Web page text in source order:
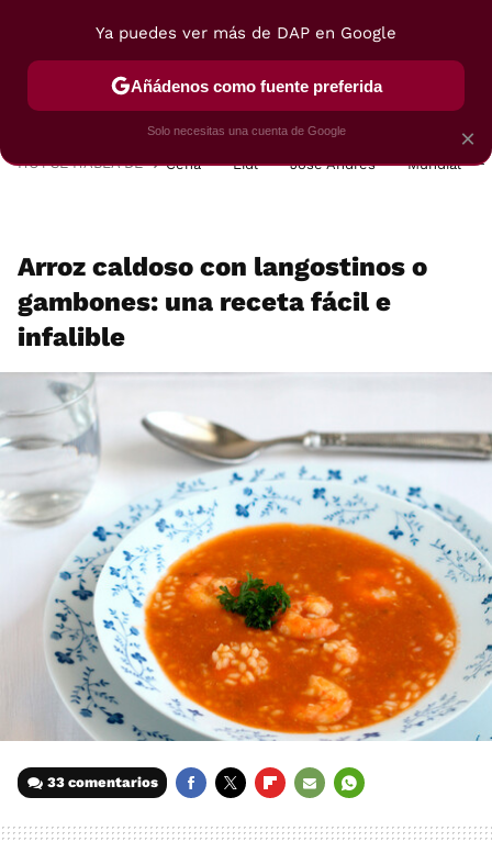
POSTRES VIAJES SELECCIÓN VEGUI
HOY SE HABLA DE Cena Lidl José Andrés Mundial
Arroz caldoso con langostinos o
gambones: una receta fácil e
infalible
33 comentarios
×
Ya puedes ver más de DAP en Google
Añádenos como fuente preferida
Solo necesitas una cuenta de Google